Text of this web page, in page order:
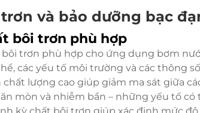
và bảo dưỡng bạc
bôi trơn phù hợp
trơn phù hợp cho ứng dụng bơm
các yếu tố môi trường và các thông
chất lượng cao giúp giảm ma sát giữa
mòn và nhiễm bẩn – những yếu tố có